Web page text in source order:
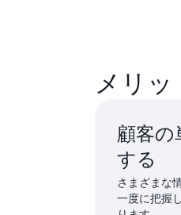
メリッ
顧客の
する
さまざまな
一度に把握